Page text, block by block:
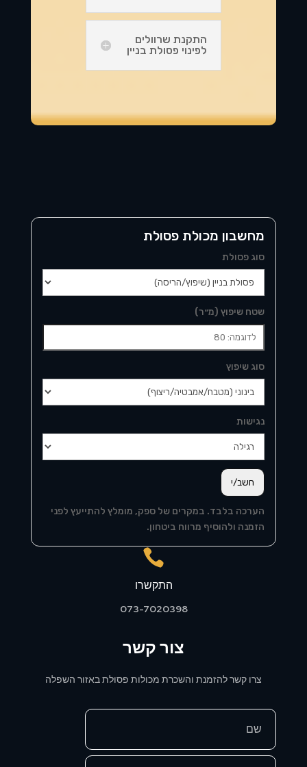
התקנת שרוולים
לפינוי פסולת בניין
מחשבון מכולת פסולת
סוג פסולת
שטח שיפוץ (מ״ר)
סוג שיפוץ
נגישות
חשב/י
הערכה בלבד. במקרים של ספק, מומלץ להתייעץ לפני
הזמנה ולהוסיף מרווח ביטחון.

התקשרו
073-7020398
צור קשר
צרו קשר להזמנת והשכרת מכולות פסולת באזור השפלה